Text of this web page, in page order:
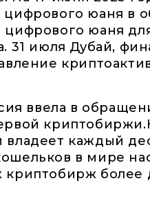
цифрового юаня в
цифрового юаня
31 июля Дубай,
ввела в
владеет каждый
в мире
криптобирж более